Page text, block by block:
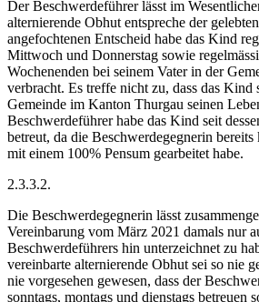
Der Beschwerdeführer lässt im
alternierende Obhut entspreche der
angefochtenen Entscheid habe das Kind
Mittwoch und Donnerstag sowie
Wochenenden bei seinem Vater in der
verbracht. Es treffe nicht zu, dass das Kind
Gemeinde im Kanton Thurgau seinen
Beschwerdeführer habe das Kind seit
betreut, da die Beschwerdegegnerin
mit einem 100% Pensum gearbeitet habe.
2.3.3.2.
Die Beschwerdegegnerin lässt
Vereinbarung vom März 2021 damals nur
Beschwerdeführers hin unterzeichnet zu
vereinbarte alternierende Obhut sei so nie
nie vorgesehen gewesen, dass der
sonntags, montags und dienstags betreuen